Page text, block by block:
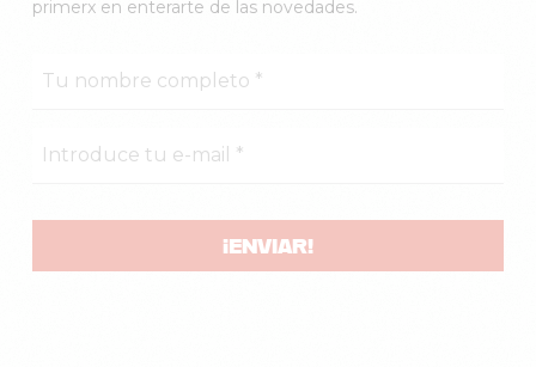
primerx en enterarte de las novedades.